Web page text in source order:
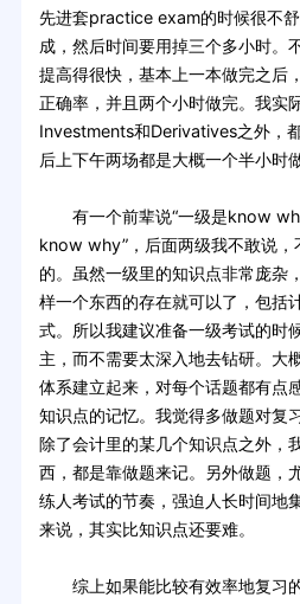
先进套practice exam的时候很不
成，然后时间要用掉三个多小时。
提高得很快，基本上一本做完之后
正确率，并且两个小时做完。我实
Investments和Derivatives之外，
后上下午两场都是大概一个半小时做
有一个前辈说“一级是know
know why”，后面两级我不敢说，
的。虽然一级里的知识点非常庞杂
样一个东西的存在就可以了，包括
式。所以我建议准备一级考试的时
主，而不需要太深入地去钻研。大
体系建立起来，对每个话题都有点
知识点的记忆。我觉得多做题对复
除了会计里的某几个知识点之外，
西，都是靠做题来记。另外做题，
练人考试的节奏，强迫人长时间地
来说，其实比知识点还要难。
综上如果能比较有效率地复习